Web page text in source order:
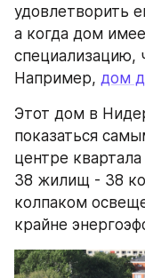
удовлетворить
а когда дом
специализацию,
Например, дом
Этот дом в
показаться
центре
38 жилищ - 38
колпаком
крайне